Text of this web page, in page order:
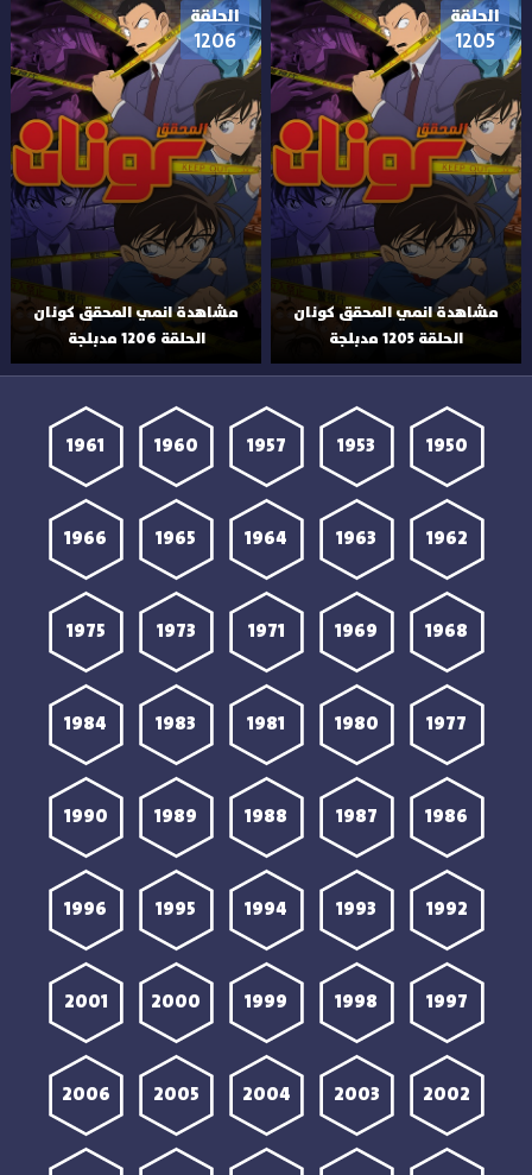
الحلقة
1205
مشاهدة انمي المحقق كونان
الحلقة 1205 مدبلجة
الحلقة
1206
مشاهدة انمي المحقق كونان
الحلقة 1206 مدبلجة
1950
1953
1957
1960
1961
1962
1963
1964
1965
1966
1968
1969
1971
1973
1975
1977
1980
1981
1983
1984
1986
1987
1988
1989
1990
1992
1993
1994
1995
1996
1997
1998
1999
2000
2001
2002
2003
2004
2005
2006